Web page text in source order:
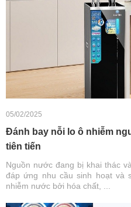
05/02/2025
Đánh bay nỗi lo ô nhiễm
tiên tiến
Nguồn nước đang bị khai thác
đáp ứng nhu cầu sinh hoạt và
nhiễm nước bởi hóa chất, ...